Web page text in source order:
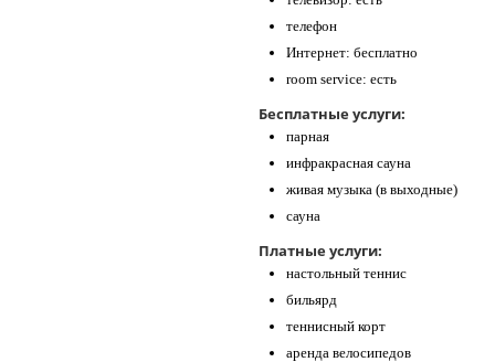
телефон
Интернет: бесплатно
room service: есть
Бесплатные услуги:
парная
инфракрасная сауна
живая музыка (в выходные)
сауна
Платные услуги:
настольный теннис
бильярд
теннисный корт
аренда велосипедов